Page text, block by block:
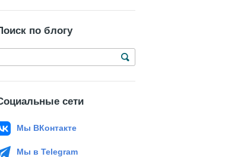
по блогу
сети
Мы ВКонтакте
Мы в Telegram